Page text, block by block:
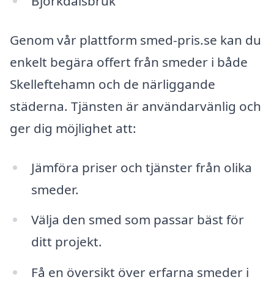
Genom vår plattform smed-pris.se kan du
enkelt begära offert från smeder i både
Skelleftehamn och de närliggande
städerna. Tjänsten är användarvänlig och
ger dig möjlighet att:
Jämföra priser och tjänster från olika
smeder.
Välja den smed som passar bäst för
ditt projekt.
Få en översikt över erfarna smeder i